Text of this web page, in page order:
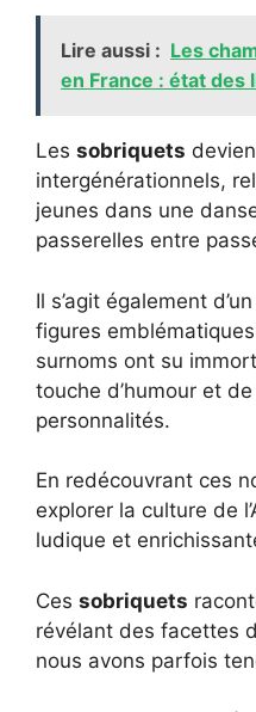
Lire aussi : Les
en France : état
Les sobriquets
intergénérationnels,
jeunes dans une
passerelles entre
Il s’agit également
figures
surnoms ont su
touche d’humour et
personnalités.
En redécouvrant ces
explorer la culture de
ludique et
Ces sobriquets
révélant des facettes
nous avons parfois